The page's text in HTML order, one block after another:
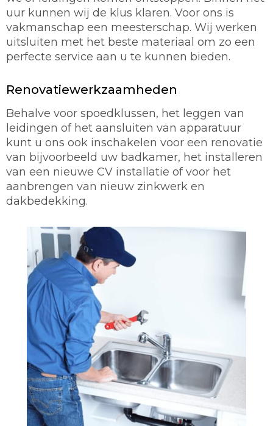
uur kunnen wij de klus klaren. Voor ons is
vakmanschap een meesterschap. Wij werken
uitsluiten met het beste materiaal om zo een
perfecte service aan u te kunnen bieden.
Renovatiewerkzaamheden
Behalve voor spoedklussen, het leggen van
leidingen of het aansluiten van apparatuur
kunt u ons ook inschakelen voor een renovatie
van bijvoorbeeld uw badkamer, het installeren
van een nieuwe CV installatie of voor het
aanbrengen van nieuw zinkwerk en
dakbedekking.